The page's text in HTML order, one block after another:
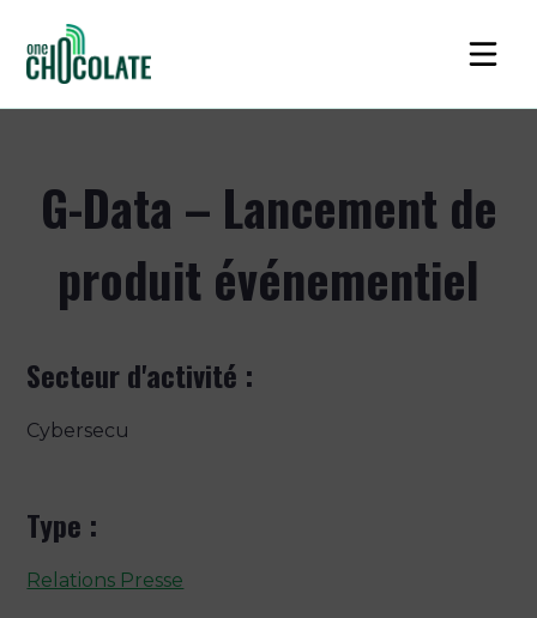
G-Data – Lancement de
produit événementiel
Secteur d'activité :
Cybersecu
Type :
Relations Presse